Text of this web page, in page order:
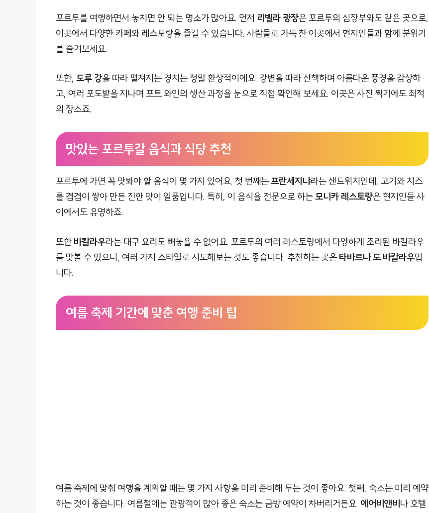
포르투를 여행하면서 놓치면 안 되는 명소가 많아요. 먼저 리벨라 광장은 포르투의 심장부와도 같은 곳으로,
이곳에서 다양한 카페와 레스토랑을 즐길 수 있습니다. 사람들로 가득 찬 이곳에서 현지인들과 함께 분위기
를 즐겨보세요.
또한, 도루 강을 따라 펼쳐지는 경치는 정말 환상적이에요. 강변을 따라 산책하며 아름다운 풍경을 감상하
고, 여러 포도밭을 지나며 포트 와인의 생산 과정을 눈으로 직접 확인해 보세요. 이곳은 사진 찍기에도 최적
의 장소죠.
맛있는 포르투갈 음식과 식당 추천
포르투에 가면 꼭 맛봐야 할 음식이 몇 가지 있어요. 첫 번째는프란세지냐라는 샌드위치인데, 고기와 치즈
를 겹겹이 쌓아 만든 진한 맛이 일품입니다. 특히, 이 음식을 전문으로 하는모니카 레스토랑은 현지인들 사
이에서도 유명하죠.
또한 바칼라우라는 대구 요리도 빼놓을 수 없어요. 포르투의 여러 레스토랑에서 다양하게 조리된 바칼라우
를 맛볼 수 있으니, 여러 가지 스타일로 시도해보는 것도 좋습니다. 추천하는 곳은 타바르나 도 바칼라우입
니다.
여름 축제 기간에 맞춘 여행 준비 팁
여름 축제에 맞춰 여행을 계획할 때는 몇 가지 사항을 미리 준비해 두는 것이 좋아요. 첫째, 숙소는 미리 예약
하는 것이 좋습니다. 여름철에는 관광객이 많아 좋은 숙소는 금방 예약이 차버리거든요. 에어비앤비나 호텔